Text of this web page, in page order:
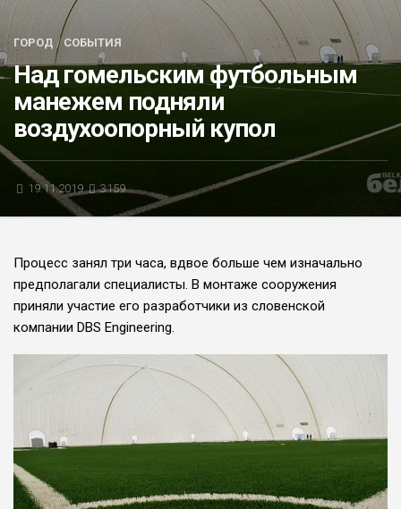
БЛИЦ-ОПРОС
АФИША
ГОРОД / СОБЫТИЯ
Над гомельским футбольным
манежем подняли
воздухоопорный купол
19.11.2019 3159
Процесс занял три часа, вдвое больше чем изначально
предполагали специалисты. В монтаже сооружения
приняли участие его разработчики из словенской
компании DBS Engineering.